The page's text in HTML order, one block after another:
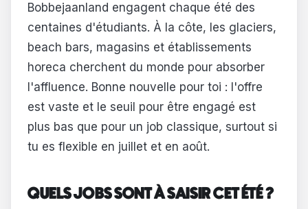
Bobbejaanland engagent chaque été des
centaines d'étudiants. À la côte, les glaciers,
beach bars, magasins et établissements
horeca cherchent du monde pour absorber
l'affluence. Bonne nouvelle pour toi : l'offre
est vaste et le seuil pour être engagé est
plus bas que pour un job classique, surtout si
tu es flexible en juillet et en août.
QUELS JOBS SONT À SAISIR CET ÉTÉ ?